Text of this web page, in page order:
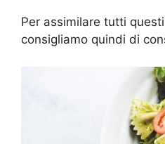
Per assimilare tutti
consigliamo quindi di